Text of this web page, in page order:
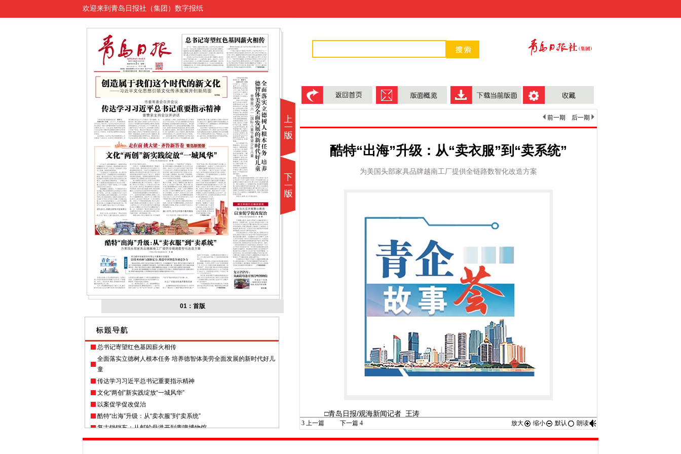
欢迎来到青岛日报社（集团）数字报纸
01：首版
总书记寄望红色基因薪火相传
全面落实立德树人根本任务 培养德智体美劳全面发展的新时代好儿
童
传达学习习近平总书记重要指示精神
文化“两创”新实践绽放“一城风华”
以案促学促改促治
酷特“出海”升级：从“卖衣服”到“卖系统”
复古铛铛车：从邮轮母港开到青啤博物馆
前一期 后一期
酷特“出海”升级：从“卖衣服”到“卖系统”
为美国头部家具品牌越南工厂提供全链路数智化改造方案
□青岛日报/观海新闻记者 王涛
3 上一篇 下一篇 4 放大 缩小 默认 朗读